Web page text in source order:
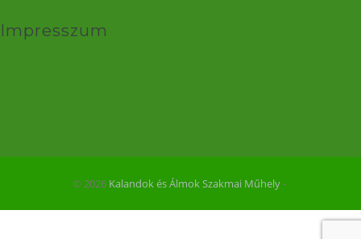
Impresszum
© 2026 Kalandok és Álmok Szakmai Műhely‐